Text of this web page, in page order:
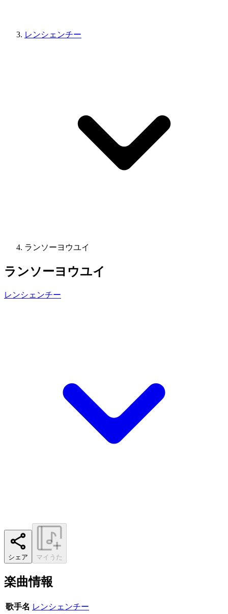
レンシェンチー
ランソーヨウユイ
ランソーヨウユイ
レンシェンチー
シェア マイうた
楽曲情報
歌手名 レンシェンチー